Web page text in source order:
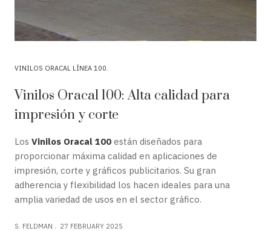
VINILOS ORACAL LÍNEA 100
Vinilos Oracal 100: Alta calidad para
impresión y corte
Los Vinilos Oracal 100 están diseñados para
proporcionar máxima calidad en aplicaciones de
impresión, corte y gráficos publicitarios. Su gran
adherencia y flexibilidad los hacen ideales para una
amplia variedad de usos en el sector gráfico.
S. FELDMAN 27 FEBRUARY 2025